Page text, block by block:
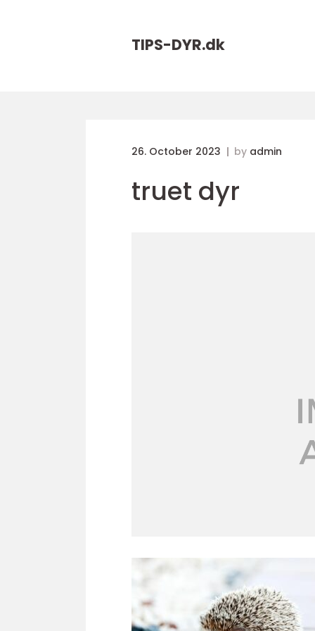
TIPS-DYR.dk
26. October 2023 by admin
truet dyr